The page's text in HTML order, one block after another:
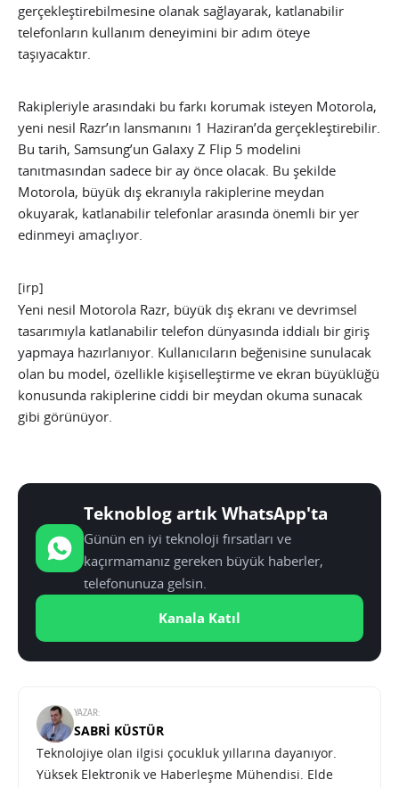
gerçekleştirebilmesine olanak sağlayarak, katlanabilir
telefonların kullanım deneyimini bir adım öteye
taşıyacaktır.
Rakipleriyle arasındaki bu farkı korumak isteyen Motorola,
yeni nesil Razr’ın lansmanını 1 Haziran’da gerçekleştirebilir.
Bu tarih, Samsung’un Galaxy Z Flip 5 modelini
tanıtmasından sadece bir ay önce olacak. Bu şekilde
Motorola, büyük dış ekranıyla rakiplerine meydan
okuyarak, katlanabilir telefonlar arasında önemli bir yer
edinmeyi amaçlıyor.
[irp]
Yeni nesil Motorola Razr, büyük dış ekranı ve devrimsel
tasarımıyla katlanabilir telefon dünyasında iddialı bir giriş
yapmaya hazırlanıyor. Kullanıcıların beğenisine sunulacak
olan bu model, özellikle kişiselleştirme ve ekran büyüklüğü
konusunda rakiplerine ciddi bir meydan okuma sunacak
gibi görünüyor.
Teknoblog artık WhatsApp'ta
Günün en iyi teknoloji fırsatları ve
kaçırmamanız gereken büyük haberler,
telefonunuza gelsin.
Kanala Katıl
YAZAR:
SABRI KÜSTÜR
Teknolojiye olan ilgisi çocukluk yıllarına dayanıyor.
Yüksek Elektronik ve Haberleşme Mühendisi. Elde